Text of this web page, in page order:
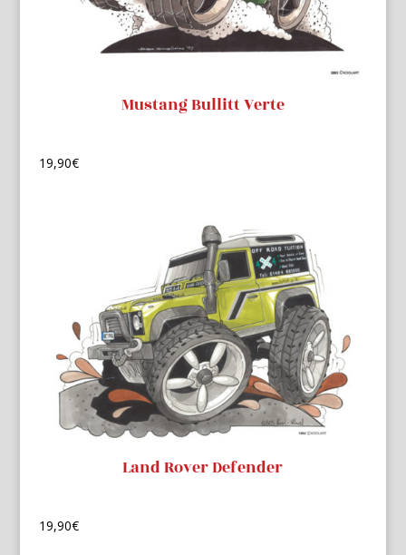
Mustang Bullitt Verte
19,90€
Land Rover Defender
19,90€